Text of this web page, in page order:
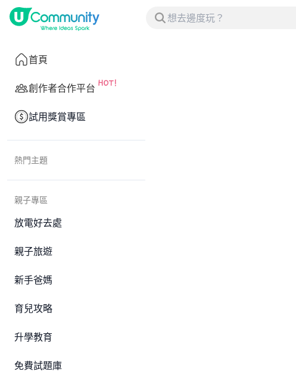
首頁
創作者合作平台
試用獎賞專區
熱門主題
親子專區
放電好去處
親子旅遊
新手爸媽
育兒攻略
升學教育
免費試題庫